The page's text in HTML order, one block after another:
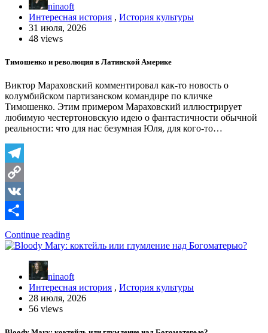
ninaoft
Интересная история , История культуры
31 июля, 2026
48 views
Тимошенко и революция в Латинской Америке
Виктор Мараховский комментировал как-то новость о
колумбийском партизанском командире по кличке
Тимошенко. Этим примером Мараховский иллюстрирует
любимую честертоновскую идею о фантастичности обычной
реальности: что для нас безумная Юля, для кого-то…
Telegram
Copy
Link
VK
Отправить
Continue reading
ninaoft
Интересная история , История культуры
28 июля, 2026
56 views